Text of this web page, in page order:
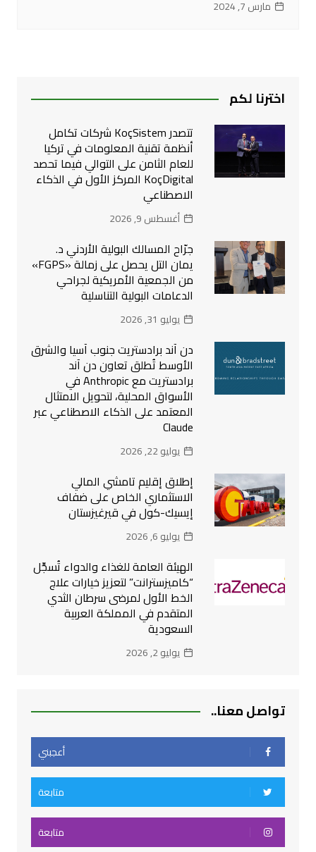
مارس 7, 2024
اخترنا لكم
تتصدر KoçSistem شركات تكامل
أنظمة تقنية المعلومات في تركيا
للعام الثامن على التوالي فيما تحصد
KoçDigital المركز الأول في الذكاء
الاصطناعي
أغسطس 9, 2026
جرّاح المسالك البولية الأردني د.
يمان التل يحصل على زمالة «FGPS»
من الجمعية الأمريكية لجراحي
الدعامات البولية التناسلية
يوليو 31, 2026
دن آند برادستريت جنوب آسيا والشرق
الأوسط تُطلق تعاون دن آند
برادستريت مع Anthropic في
الأسواق المحلية، لتحويل الامتثال
المعتمد على الذكاء الاصطناعي عبر
Claude
يوليو 22, 2026
إطلاق إقليم تامشي المالي
الاستثماري الخاص على ضفاف
إيسيك-كول في قيرغيزستان
يوليو 6, 2026
الهيئة العامة للغذاء والدواء تُسجِّل
“كاميزسترانت” لتعزيز خيارات علاج
الخط الأول لمرضى سرطان الثدي
المتقدم في المملكة العربية
السعودية
يوليو 2, 2026
تواصل معنا..
أعجبني
متابعة
متابعة